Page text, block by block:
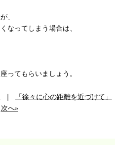
、
なってしまう場合は、
ってもらいましょう。
「徐々に心の距離を近づけて」
次へ»